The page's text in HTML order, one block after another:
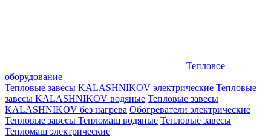
Тепловое
оборудование
Тепловые завесы KALASHNIKOV электрические Тепловые
завесы KALASHNIKOV водяные Тепловые завесы
KALASHNIKOV без нагрева Обогреватели электрические
Тепловые завесы Тепломаш водяные Тепловые завесы
Тепломаш электрические